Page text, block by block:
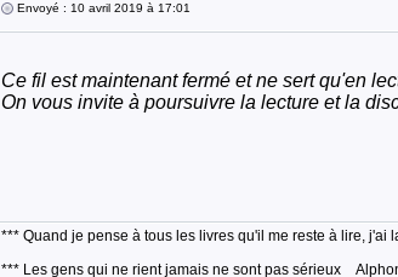
Envoyé : 10 avril 2019 à 17:01
Ce fil est maintenant fermé et ne sert qu'en
On vous invite à poursuivre la lecture et la
*** Quand je pense à tous les livres qu'il me reste à lire, j'ai
*** Les gens qui ne rient jamais ne sont pas sérieux _